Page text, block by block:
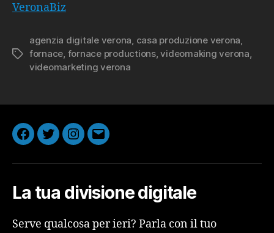
VeronaBiz
Tag
agenzia digitale verona, casa produzione verona,
fornace, fornace productions,videomaking verona,
videomarketing verona
Facebook
TwitterInstagram
Email
La tua divisione digitale
Serve qualcosa per ieri? Parla con il tuo